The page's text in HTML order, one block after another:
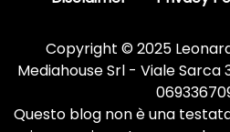
Copyright © 2025
Mediahouse Srl - Viale Sarca
Questo blog non è una